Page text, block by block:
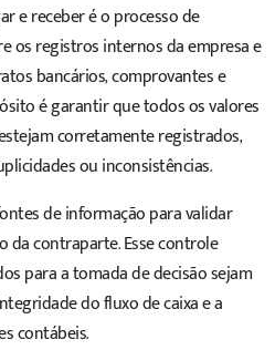
e receberé o processo de
os registros internos da empresa e
bancários, comprovantes e
é garantir que todos os valores
corretamente registrados,
ou inconsistências.
de informação para validar
da contraparte. Esse controle
para a tomada de decisão sejam
do fluxo de caixa e a
contábeis.